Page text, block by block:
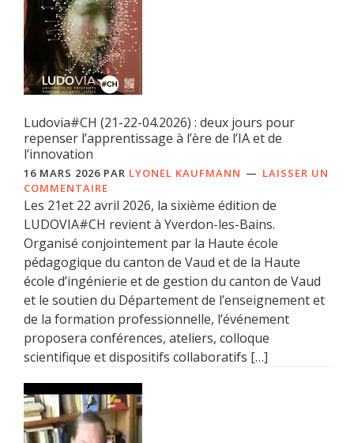
Ludovia#CH (21-22-04.2026) : deux jours pour
repenser l’apprentissage à l’ère de l’IA et de
l’innovation
16 MARS 2026 PAR LYONEL KAUFMANN
LAISSER UN
COMMENTAIRE
Les 21et 22 avril 2026, la sixième édition de
LUDOVIA#CH revient à Yverdon-les-Bains.
Organisé conjointement par la Haute école
pédagogique du canton de Vaud et de la Haute
école d’ingénierie et de gestion du canton de Vaud
et le soutien du Département de l’enseignement et
de la formation professionnelle, l’événement
proposera conférences, ateliers, colloque
scientifique et dispositifs collaboratifs […]